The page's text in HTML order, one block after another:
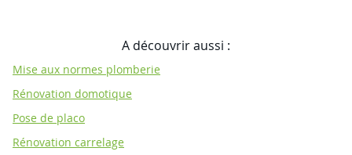
A découvrir aussi :
Mise aux normes plomberie
Rénovation domotique
Pose de placo
Rénovation carrelage